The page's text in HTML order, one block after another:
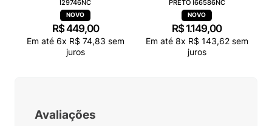
I29746NC
R$449,00
Em até 6x R$ 74,83 sem
juros
PRETO I66586NC
R$ 1.149,00
Em até 8x R$ 143,62sem
juros
Avaliações